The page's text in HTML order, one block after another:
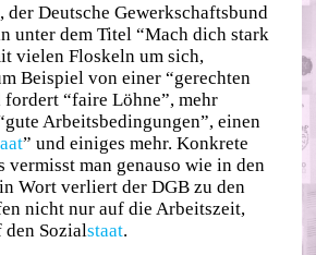
der Deutsche Gewerkschaftsbund
unter dem Titel “Mach dich stark
vielen Floskeln um sich,
Beispiel von einer “gerechten
“faire Löhne”, mehr
Arbeitsbedingungen”, einen
” und einiges mehr. Konkrete
man genauso wie in den
Wort verliert der DGB zu den
nicht nur auf die Arbeitszeit,
den Sozialstaat.